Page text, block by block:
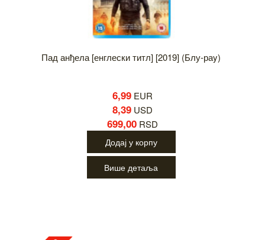
Пад анђела [енглески титл] [2019] (Блу-раy)
6,99 EUR
8,39 USD
699,00 RSD
Додај у корпу
Више детаља